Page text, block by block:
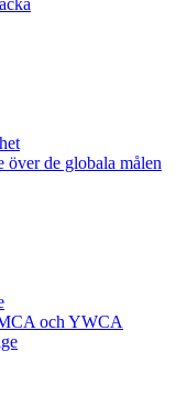
de globala målen
och YWCA